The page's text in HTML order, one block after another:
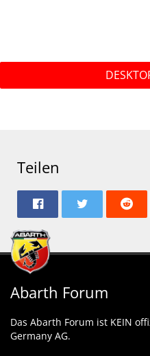
Teilen
Abarth Forum
Das Abarth Forum ist KEIN
Germany AG.